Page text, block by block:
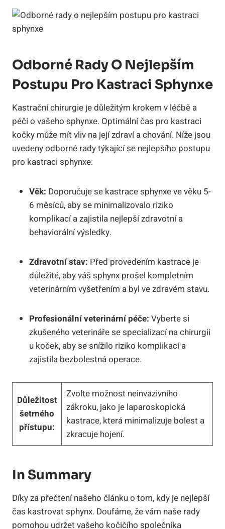
Odborné Rady O Nejlepším
Postupu Pro Kastraci Sphynxe
Kastrační chirurgie je důležitým krokem v léčbě a
péči o vašeho sphynxe. Optimální čas pro kastraci
kočky může mít vliv na její zdraví a chování. Níže jsou
uvedeny odborné rady týkající se nejlepšího postupu
pro kastraci sphynxe:
Věk: Doporučuje se kastrace sphynxe ve věku 5-
6 měsíců, aby se minimalizovalo riziko
komplikací a zajistila nejlepší zdravotní a
behaviorální výsledky.
Zdravotní stav: Před provedením kastrace je
důležité, aby váš sphynx prošel kompletním
veterinárním vyšetřením a byl ve zdravém stavu.
Profesionální veterinární péče: Vyberte si
zkušeného veterináře se specializací na chirurgii
u koček, aby se snížilo riziko komplikací a
zajistila bezbolestná operace.
Důležitost
šetrného
přístupu:
Zvolte možnost neinvazivního
zákroku, jako je laparoskopická
kastrace, která minimalizuje bolest a
zkracuje hojení.
In Summary
Díky za přečtení našeho článku o tom, kdy je nejlepší
čas kastrovat sphynx. Doufáme, že vám naše rady
pomohou udržet vašeho kočičího společníka